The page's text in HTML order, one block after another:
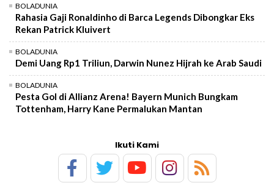
BOLADUNIA
Rahasia Gaji Ronaldinho di Barca Legends Dibongkar Eks
Rekan Patrick Kluivert
BOLADUNIA
Demi Uang Rp1 Triliun, Darwin Nunez Hijrah ke Arab Saudi
BOLADUNIA
Pesta Gol di Allianz Arena! Bayern Munich Bungkam
Tottenham, Harry Kane Permalukan Mantan
Ikuti Kami